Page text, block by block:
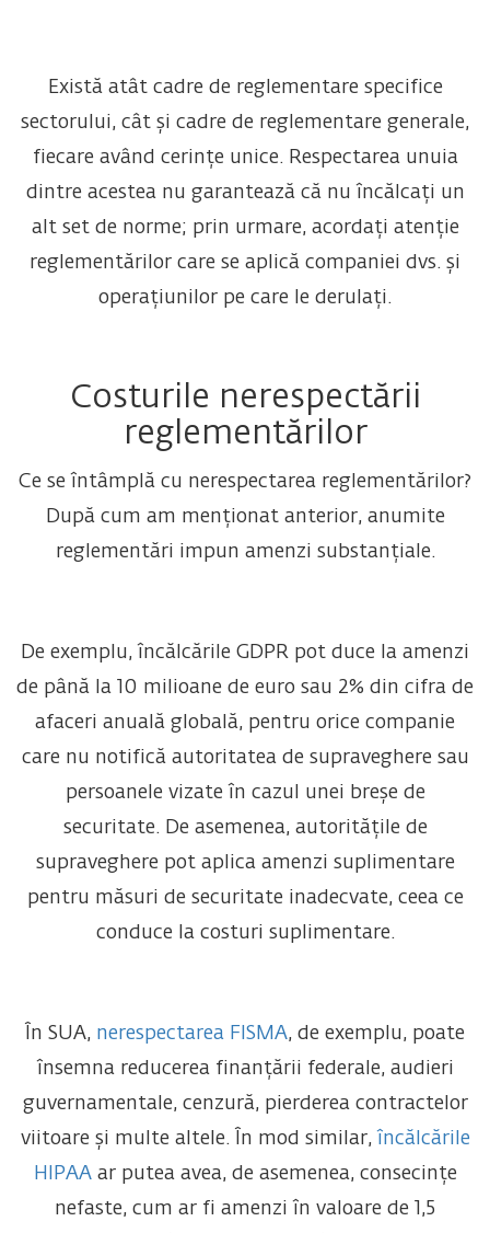
Există atât cadre de reglementare specifice
sectorului, cât și cadre de reglementare generale,
fiecare având cerințe unice. Respectarea unuia
dintre acestea nu garantează că nu încălcați un
alt set de norme; prin urmare, acordați atenție
reglementărilor care se aplică companiei dvs. și
operațiunilor pe care le derulați.
Costurile nerespectării
reglementărilor
Ce se întâmplă cu nerespectarea reglementărilor?
După cum am menționat anterior, anumite
reglementări impun amenzi substanțiale.
De exemplu, încălcările GDPR pot duce la amenzi
de până la 10 milioane de euro sau 2% din cifra de
afaceri anuală globală, pentru orice companie
care nu notifică autoritatea de supraveghere sau
persoanele vizate în cazul unei breșe de
securitate. De asemenea, autoritățile de
supraveghere pot aplica amenzi suplimentare
pentru măsuri de securitate inadecvate, ceea ce
conduce la costuri suplimentare.
În SUA, nerespectarea FISMA, de exemplu, poate
însemna reducerea finanțării federale, audieri
guvernamentale, cenzură, pierderea contractelor
viitoare și multe altele. În mod similar, încălcările
HIPAAar putea avea, de asemenea, consecințe
nefaste, cum ar fi amenzi în valoare de 1,5